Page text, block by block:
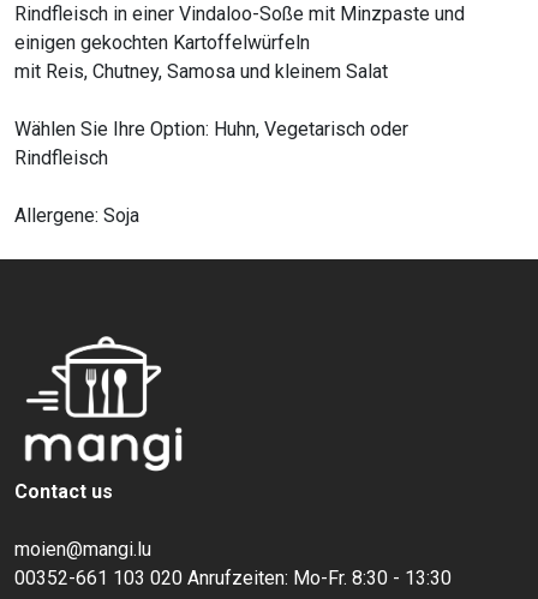
Rindfleisch in einer Vindaloo-Soße mit Minzpaste und
einigen gekochten Kartoffelwürfeln
mit Reis, Chutney, Samosa und kleinem Salat
Wählen Sie Ihre Option: Huhn, Vegetarisch oder
Rindfleisch
Allergene: Soja
Contact us
moien@mangi.lu
00352-661 103 020 Anrufzeiten: Mo-Fr. 8:30 - 13:30